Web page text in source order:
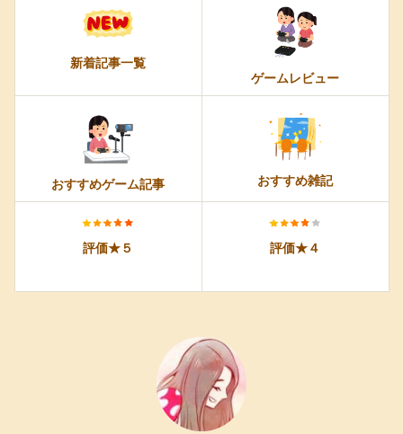
新着記事一覧
ゲームレビュー
おすすめゲーム記事 おすすめ雑記
評価★５ 評価★４